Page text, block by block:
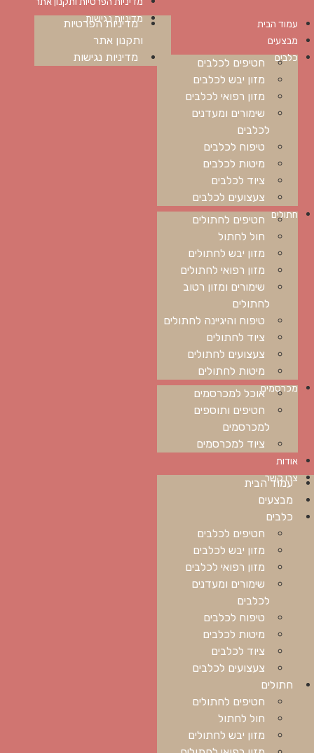
עמוד הבית
מבצעים
כלבים
חטיפים לכלבים
מזון יבש לכלבים
מזון רפואי לכלבים
שימורים ומעדנים
לכלבים
טיפוח לכלבים
מיטות לכלבים
ציוד לכלבים
צעצועים לכלבים
חתולים חטיפים לחתולים
חול לחתול
מזון יבש לחתולים
מזון רפואי לחתולים
שימורים ומזון רטוב
לחתולים
טיפוח והיגיינה לחתולים
ציוד לחתולים
צעצועים לחתולים
מיטות לחתולים
מכרסמיםאוכל למכרסמים
חטיפים ותוספים
למכרסמים
ציוד למכרסמים
אודות
צרו קשר
עמוד הבית
מבצעים
כלבים
חטיפים לכלבים
מזון יבש לכלבים
מזון רפואי לכלבים
שימורים ומעדנים
לכלבים
טיפוח לכלבים
מיטות לכלבים
ציוד לכלבים
צעצועים לכלבים
חתולים
חטיפים לחתולים
חול לחתול
מזון יבש לחתולים
מדיניות נגישות
מדיניות הפרטיות
ותקנון אתר
מדיניות נגישות